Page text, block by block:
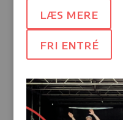
læs mere
fri entré